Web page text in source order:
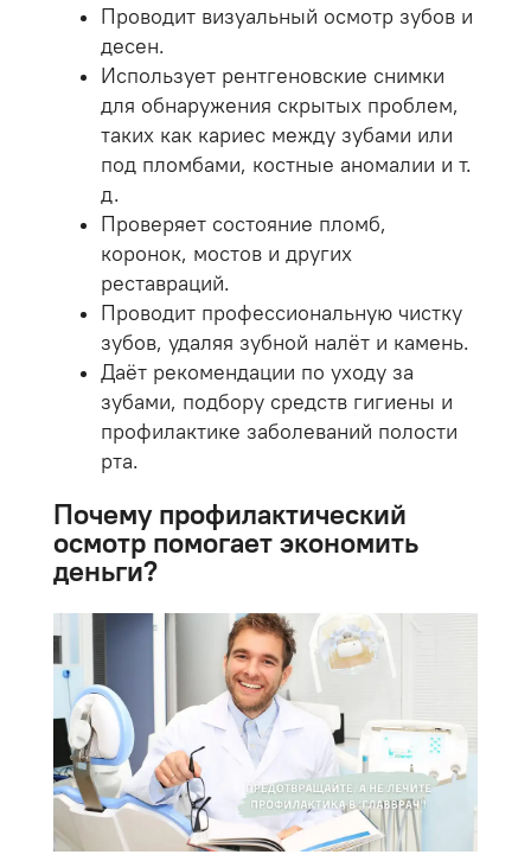
Проводит визуальный осмотр зубов и
десен.
Использует рентгеновские снимки
для обнаружения скрытых проблем,
таких как кариес между зубами или
под пломбами, костные аномалии и т.
д.
Проверяет состояние пломб,
коронок, мостов и других
реставраций.
Проводит профессиональную чистку
зубов, удаляя зубной налёт и камень.
Даёт рекомендации по уходу за
зубами, подбору средств гигиены и
профилактике заболеваний полости
рта.
Почему профилактический
осмотр помогает экономить
деньги?